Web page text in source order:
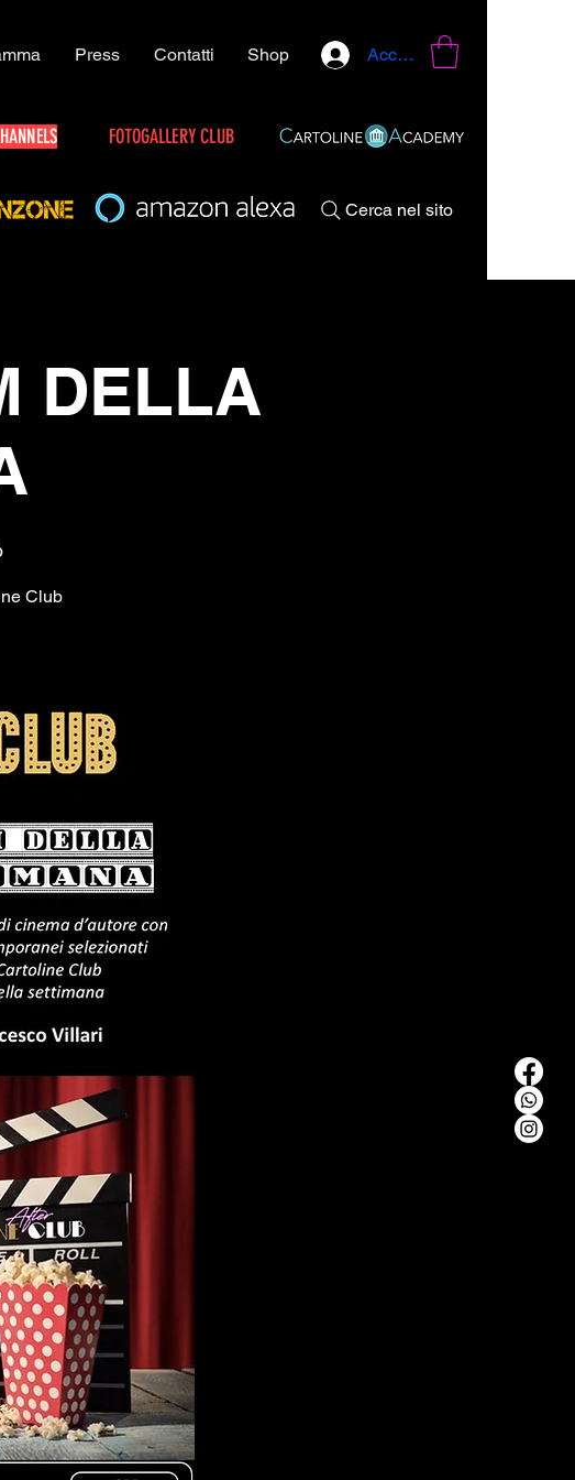
Press Contatti Shop Accedi
FOTOGALLERY CLUB
Cerca nel sito
DELLA
Club